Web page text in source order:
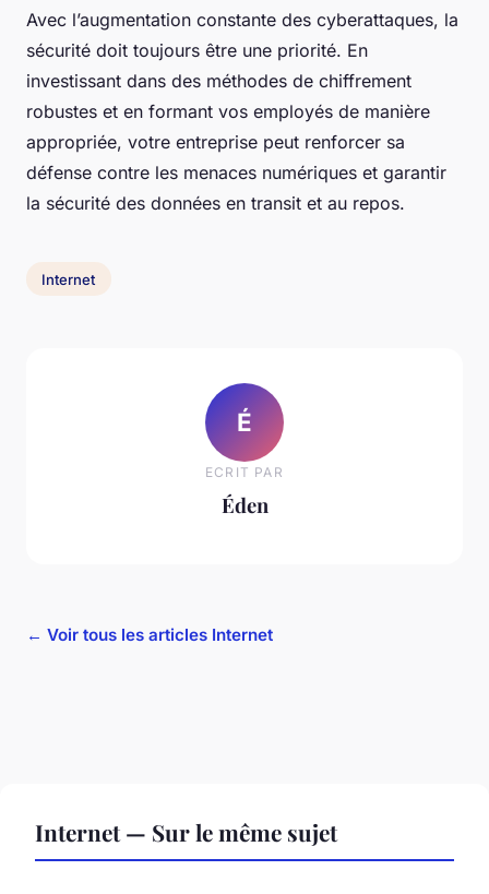
Avec l’augmentation constante des cyberattaques, la
sécurité doit toujours être une priorité. En
investissant dans des méthodes de chiffrement
robustes et en formant vos employés de manière
appropriée, votre entreprise peut renforcer sa
défense contre les menaces numériques et garantir
la sécurité des données en transit et au repos.
Internet
É
ECRIT PAR
Éden
← Voir tous les articles Internet
Internet — Sur le même sujet